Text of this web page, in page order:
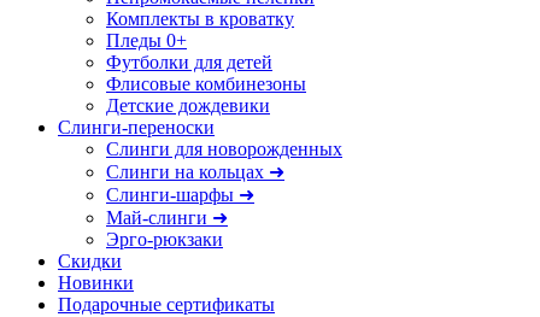
Комплекты в кроватку
Пледы 0+
Футболки для детей
Флисовые комбинезоны
Детские дождевики
Слинги-переноски
Слинги для новорожденных
Слинги на кольцах ➜
Слинги-шарфы ➜
Май-слинги ➜
Эрго-рюкзаки
Скидки
Новинки
Подарочные сертификаты